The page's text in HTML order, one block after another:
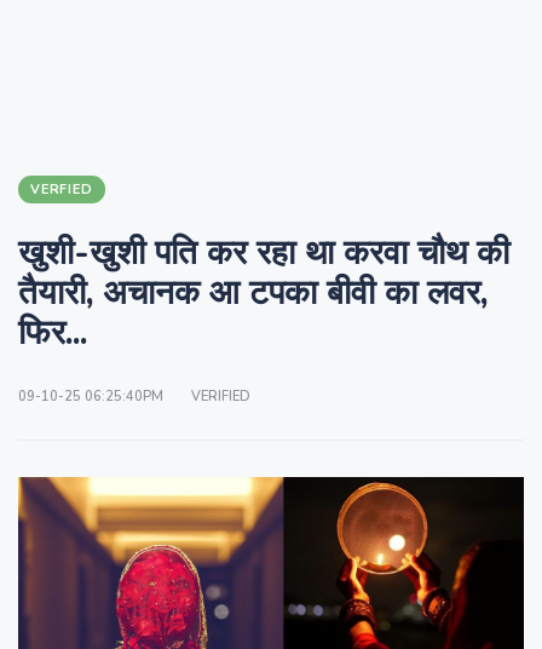
VERFIED
खुशी-खुशी पति कर रहा था करवा चौथ की
तैयारी, अचानक आ टपका बीवी का लवर,
फिर...
09-10-25 06:25:40PM VERIFIED